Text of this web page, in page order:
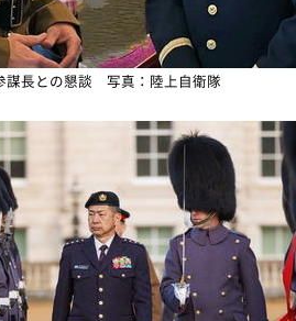
謀長との懇談 写真：陸上自衛隊